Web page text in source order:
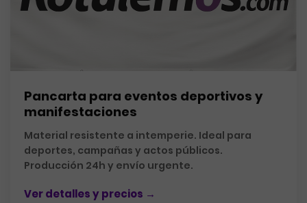
Pancarta para eventos deportivos y
manifestaciones
Material resistente a intemperie. Ideal para
deportes, campañas y actos públicos.
Producción 24h y envío urgente.
Ver detalles y precios →